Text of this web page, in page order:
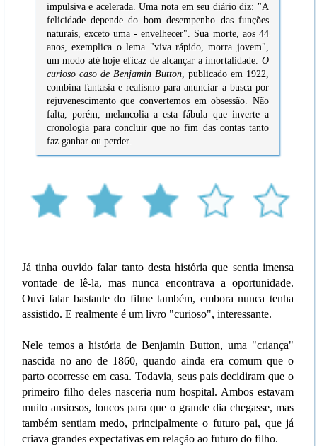
impulsiva e acelerada. Uma nota em seu diário diz: "A
felicidade depende do bom desempenho das funções
naturais, exceto uma - envelhecer". Sua morte, aos 44
anos, exemplica o lema "viva rápido, morra jovem",
um modo até hoje eficaz de alcançar a imortalidade. O
curioso caso de Benjamin Button, publicado em 1922,
combina fantasia e realismo para anunciar a busca por
rejuvenescimento que convertemos em obsessão. Não
falta, porém, melancolia a esta fábula que inverte a
cronologia para concluir que no fim das contas tanto
faz ganhar ou perder.
Já tinha ouvido falar tanto desta história que sentia imensa
vontade de lê-la, mas nunca encontrava a oportunidade.
Ouvi falar bastante do filme também, embora nunca tenha
assistido. E realmente é um livro "curioso", interessante.
Nele temos a história de Benjamin Button, uma "criança"
nascida no ano de 1860, quando ainda era comum que o
parto ocorresse em casa. Todavia, seus pais decidiram que o
primeiro filho deles nasceria num hospital. Ambos estavam
muito ansiosos, loucos para que o grande dia chegasse, mas
também sentiam medo, principalmente o futuro pai, que já
criava grandes expectativas em relação ao futuro do filho.